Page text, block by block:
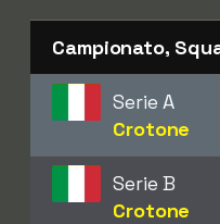
Campionato,
Serie A
Crotone
Serie B
Crotone